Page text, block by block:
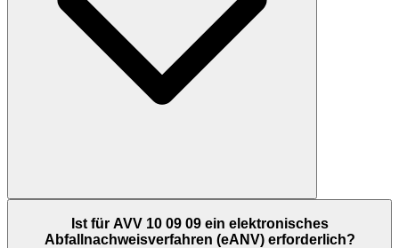
Ist für AVV 10 09 09 ein elektronisches
Abfallnachweisverfahren (eANV) erforderlich?